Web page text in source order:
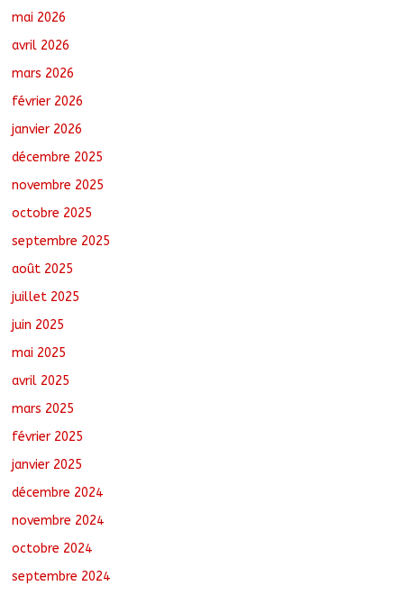
mai 2026
avril 2026
mars 2026
février 2026
janvier 2026
décembre 2025
novembre 2025
octobre 2025
septembre 2025
août 2025
juillet 2025
juin 2025
mai 2025
avril 2025
mars 2025
février 2025
janvier 2025
décembre 2024
novembre 2024
octobre 2024
septembre 2024